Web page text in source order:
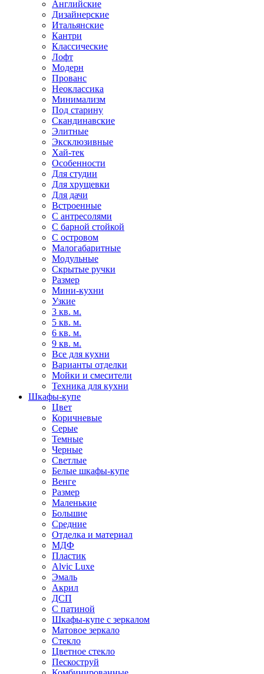
Английские
Дизайнерские
Итальянские
Кантри
Классические
Лофт
Модерн
Прованс
Неоклассика
Минимализм
Под старину
Скандинавские
Элитные
Эксклюзивные
Хай-тек
Особенности
Для студии
Для хрущевки
Для дачи
Встроенные
С антресолями
С барной стойкой
С островом
Малогабаритные
Модульные
Скрытые ручки
Размер
Мини-кухни
Узкие
3 кв. м.
5 кв. м.
6 кв. м.
9 кв. м.
Все для кухни
Варианты отделки
Мойки и смесители
Техника для кухни
Шкафы-купе
Цвет
Коричневые
Серые
Темные
Черные
Светлые
Белые шкафы-купе
Венге
Размер
Маленькие
Большие
Средние
Отделка и материал
МДФ
Пластик
Alvic Luxe
Эмаль
Акрил
ДСП
С патиной
Шкафы-купе с зеркалом
Матовое зеркало
Стекло
Цветное стекло
Пескоструй